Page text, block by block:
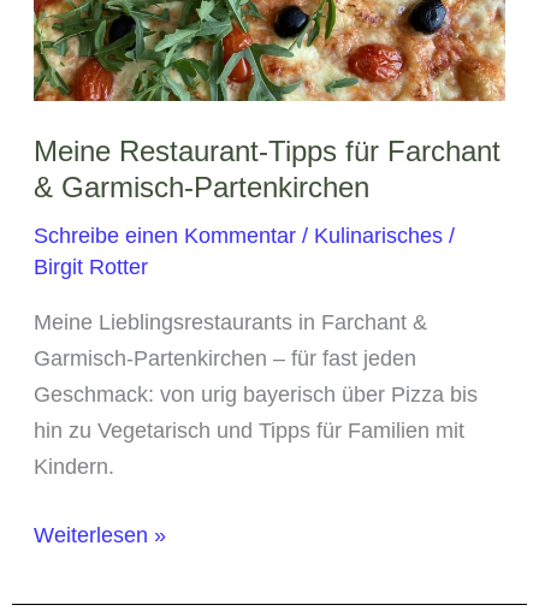
Meine Restaurant-Tipps für Farchant
& Garmisch-Partenkirchen
Schreibe einen Kommentar / Kulinarisches /
Birgit Rotter
Meine Lieblingsrestaurants in Farchant &
Garmisch-Partenkirchen – für fast jeden
Geschmack: von urig bayerisch über Pizza bis
hin zu Vegetarisch und Tipps für Familien mit
Kindern.
Meine
Weiterlesen »